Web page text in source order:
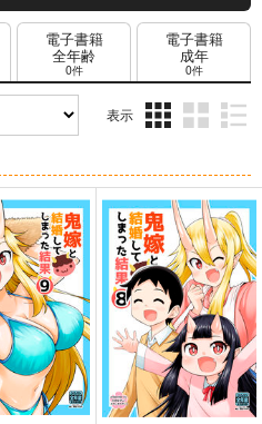
電子書籍
全年齢
0件
電子書籍
成年
0件
表示
ム
表
示
ム
表
示
ム
表
示